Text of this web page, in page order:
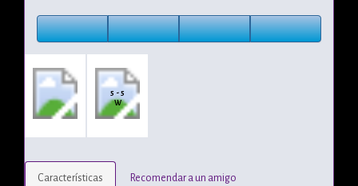
5 - 5
W
Características Recomendar a un amigo